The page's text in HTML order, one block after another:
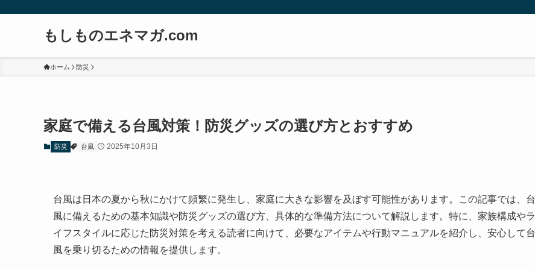
もしものエネマガ.com
ホーム 防災
家庭で備える台風対策！防災グッズの選び方とおすすめ
防災 台風 2025年10月3日
台風は日本の夏から秋にかけて頻繁に発生し、家庭に大きな影響を及ぼす可能性があります。この記事では、台
風に備えるための基本知識や防災グッズの選び方、具体的な準備方法について解説します。特に、家族構成やラ
イフスタイルに応じた防災対策を考える読者に向けて、必要なアイテムや行動マニュアルを紹介し、安心して台
風を乗り切るための情報を提供します。